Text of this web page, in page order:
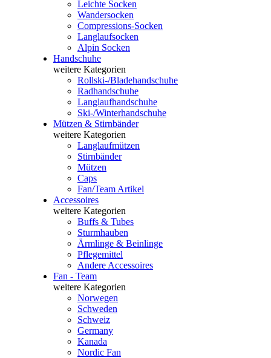
Leichte Socken
Wandersocken
Compressions-Socken
Langlaufsocken
Alpin Socken
Handschuhe
weitere Kategorien
Rollski-/Bladehandschuhe
Radhandschuhe
Langlaufhandschuhe
Ski-/Winterhandschuhe
Mützen & Stirnbänder
weitere Kategorien
Langlaufmützen
Stirnbänder
Mützen
Caps
Fan/Team Artikel
Accessoires
weitere Kategorien
Buffs & Tubes
Sturmhauben
Ärmlinge & Beinlinge
Pflegemittel
Andere Accessoires
Fan - Team
weitere Kategorien
Norwegen
Schweden
Schweiz
Germany
Kanada
Nordic Fan